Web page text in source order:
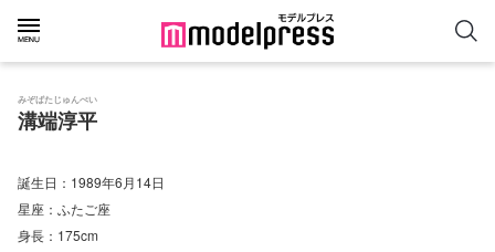
みぞばたじゅんぺい
溝端淳平
誕生日： 1989年6月14日
星座： ふたご座
身長： 175cm